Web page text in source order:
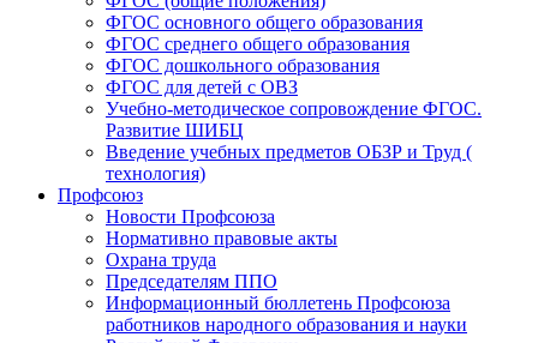
ФГОС основного общего образования
ФГОС среднего общего образования
ФГОС дошкольного образования
ФГОС для детей с ОВЗ
Учебно-методическое сопровождение ФГОС.
Развитие ШИБЦ
Введение учебных предметов ОБЗР и Труд (
технология)
Профсоюз
Новости Профсоюза
Нормативно правовые акты
Охрана труда
Председателям ППО
Информационный бюллетень Профсоюза
работников народного образования и науки